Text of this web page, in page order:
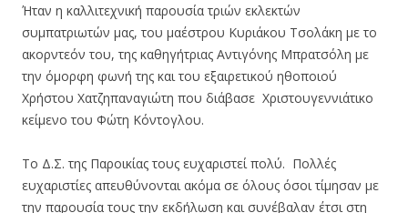
Ήταν η καλλιτεχνική παρουσία τριών εκλεκτών
συμπατριωτών μας, του μαέστρου Κυριάκου Τσολάκη με το
ακορντεόν του, της καθηγήτριας Αντιγόνης Μπρατσόλη με
την όμορφη φωνή της και του εξαιρετικού ηθοποιού
Χρήστου Χατζηπαναγιώτη που διάβασε Χριστουγεννιάτικο
κείμενο του Φώτη Κόντογλου.
Το Δ.Σ. της Παροικίας τους ευχαριστεί πολύ. Πολλές
ευχαριστίες απευθύνονται ακόμα σε όλους όσοι τίμησαν με
την παρουσία τους την εκδήλωση και συνέβαλαν έτσι στη